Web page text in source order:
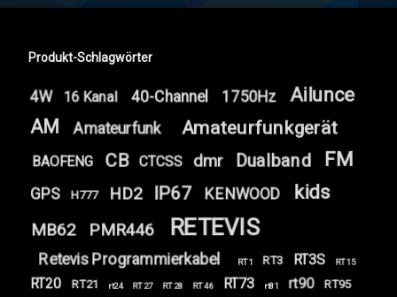
Produkt-Schlagwörter
4W 16 Kanal 40-Channel 1750Hz
Ailunce
AM
Amateurfunk Amateurfunkgerät
BAOFENG CB CTCSS dmr Dualband FM
GPS H777 HD2 IP67 KENWOOD kids
MB62 PMR446 RETEVIS
Retevis Programmierkabel RT1 RT3 RT3S RT15
RT20 RT21 rt24 RT27 RT28 RT46 RT73 rt81 rt90 RT95